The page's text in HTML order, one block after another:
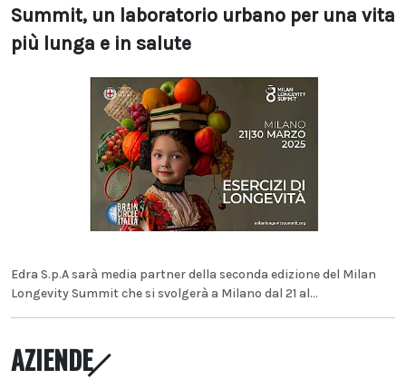
Summit, un laboratorio urbano per una vita
più lunga e in salute
Edra S.p.A sarà media partner della seconda edizione del Milan
Longevity Summit che si svolgerà a Milano dal 21 al...
AZIENDE